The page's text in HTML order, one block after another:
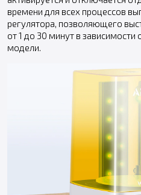
времени для всех процессов
регулятора, позволяющего
от 1 до 30 минут в зависимости
модели.